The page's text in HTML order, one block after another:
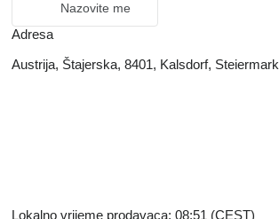
Nazovite me
Adresa
Austrija, Štajerska, 8401, Kalsdorf, Steiermark
Lokalno vrijeme prodavaca: 08:51 (CEST)